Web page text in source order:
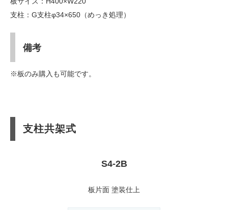
支柱：G支柱φ34×650（めっき処理）
備考
※板のみ購入も可能です。
支柱共架式
S4-2B
板片面 塗装仕上